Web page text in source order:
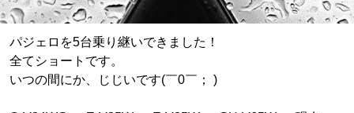
パジェロを5台乗り継いできました！
全てショートです。
いつの間にか、じじいです(￣0￣； )